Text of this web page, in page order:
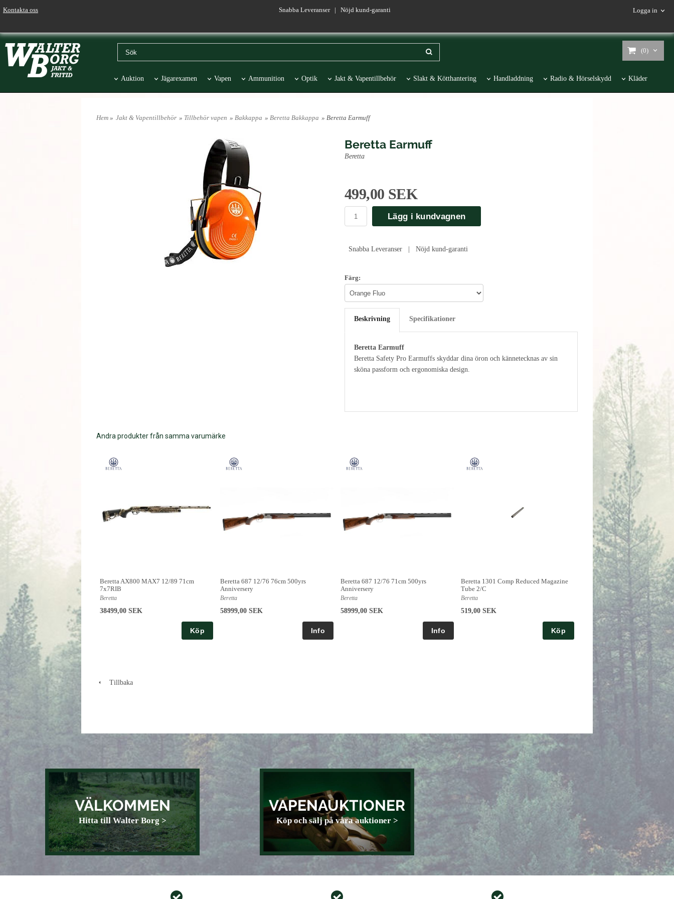
Kontakta oss Snabba Leveranser | Nöjd kund-garanti Logga in
(0)
Auktion Jägarexamen Vapen Ammunition Optik Jakt & Vapentillbehör Slakt & Kötthantering Handladdning Radio & Hörselskydd Kläder
Hem » Jakt & Vapentillbehör » Tillbehör vapen » Bakkappa » Beretta Bakkappa » Beretta Earmuff
Beretta Earmuff
Beretta
499,00 SEK
Lägg i kundvagnen
Snabba Leveranser | Nöjd kund-garanti
Färg:
Beskrivning Specifikationer
Beretta Earmuff
Beretta Safety Pro Earmuffs skyddar dina öron och kännetecknas av sin
sköna passform och ergonomiska design.
Andra produkter från samma varumärke
Beretta AX800 MAX7 12/89 71cm
7x7RIB
Beretta
38499,00 SEK
Köp
Beretta 687 12/76 76cm 500yrs
Anniversery
Beretta
58999,00 SEK
Beretta 687 12/76 71cm 500yrs
Anniversery
Beretta
58999,00 SEK
Beretta 1301 Comp Reduced Magazine
Tube 2/C
Beretta
519,00 SEK
Köp
Tillbaka
VÄLKOMMEN
Hitta till Walter Borg >
VAPENAUKTIONER
Köp och sälj på våra auktioner >